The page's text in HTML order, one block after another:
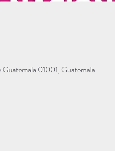
01001, Guatemala